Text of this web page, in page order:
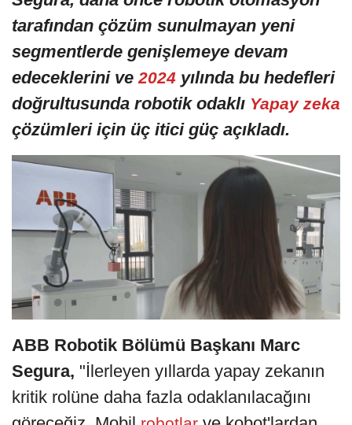
tarafından çözüm sunulmayan yeni
segmentlerde genişlemeye devam
edeceklerini ve 2024 yılında bu hedefleri
doğrultusunda robotik odaklı Yapay zeka
çözümleri için üç itici güç açıkladı.
ABB Robotik Bölümü Başkanı Marc
Segura, "İlerleyen yıllarda yapay zekanın
kritik rolüne daha fazla odaklanılacağını